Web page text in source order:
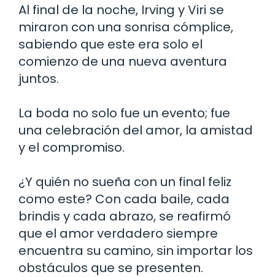
Al final de la noche, Irving y Viri se
miraron con una sonrisa cómplice,
sabiendo que este era solo el
comienzo de una nueva aventura
juntos.
La boda no solo fue un evento; fue
una celebración del amor, la amistad
y el compromiso.
¿Y quién no sueña con un final feliz
como este? Con cada baile, cada
brindis y cada abrazo, se reafirmó
que el amor verdadero siempre
encuentra su camino, sin importar los
obstáculos que se presenten.